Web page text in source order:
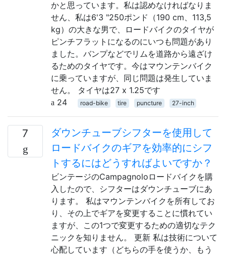
かと思っています。私は認めなければなりま
せん、私は6'3 "250ポンド（190 cm、113,5
kg）の大きな男で、ロードバイクのタイヤが
ピンチフラットになるのにいつも問題があり
ました。バンプなどでリムを道路から遠ざけ
るためのタイヤです。今はマウンテンバイク
に乗っていますが、同じ問題は発生していま
せん。 タイヤは27 x 1.25です
24
road-bike tire puncture 27-inch
7
ダウンチューブシフターを使用して
ロードバイクのギアを効率的にシフ
トするにはどうすればよいですか？
ビンテージのCampagnoloロードバイクを購
入したので、シフターはダウンチューブにあ
ります。 私はマウンテンバイクを所有してお
り、その上でギアを変更することに慣れてい
ますが、この1つで変更するための適切なテク
ニックを知りません。 更新 私は技術について
心配しています（どちらの手を使うか、もう